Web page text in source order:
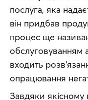
послуга, яка
він придбав
процес ще
входить
опрацювання
Завдяки якісному